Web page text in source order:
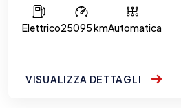
Elettrico25095 kmAutomatica
VISUALIZZA DETTAGLI